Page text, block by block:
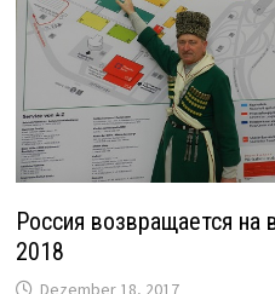
Россия возвращается на
2018
Dezember 18, 2017